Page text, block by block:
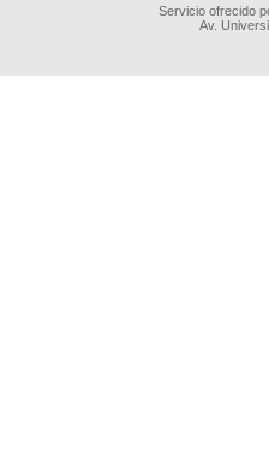
Servicio ofrecido
Av.